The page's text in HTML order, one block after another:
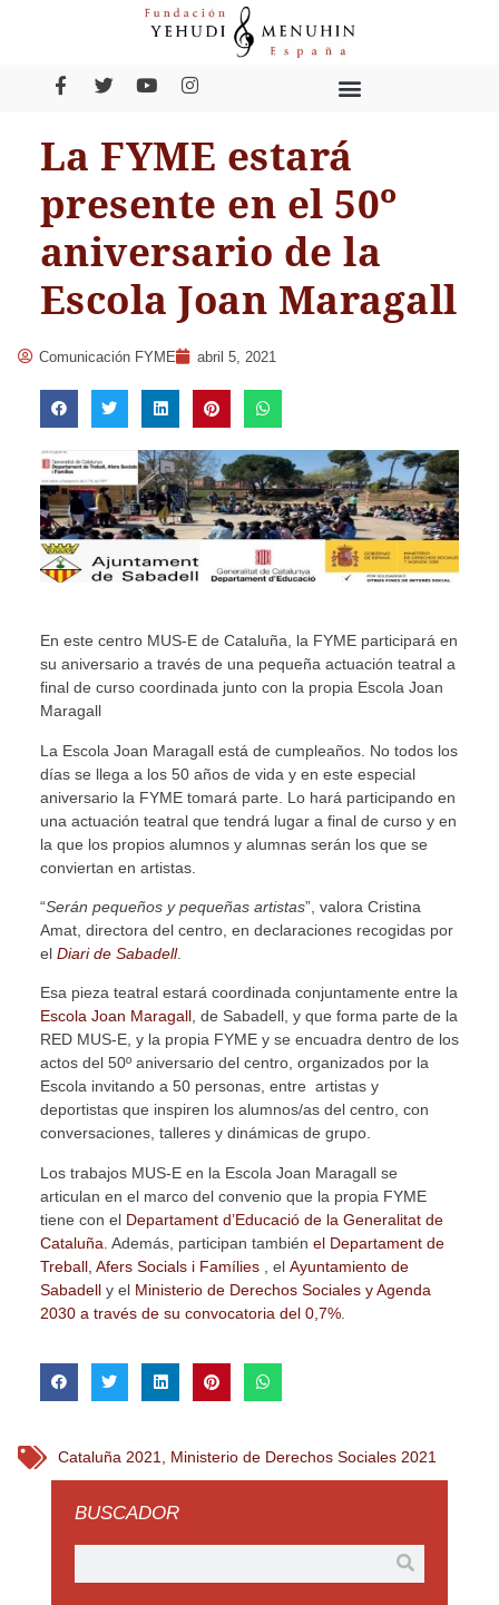
La FYME estará
presente en el 50º
aniversario de la
Escola Joan Maragall
Comunicación FYME abril 5, 2021
En este centro MUS-E de Cataluña, la FYME participará en
su aniversario a través de una pequeña actuación teatral a
final de curso coordinada junto con la propia Escola Joan
Maragall
La Escola Joan Maragall está de cumpleaños. No todos los
días se llega a los 50 años de vida y en este especial
aniversario la FYME tomará parte. Lo hará participando en
una actuación teatral que tendrá lugar a final de curso y en
la que los propios alumnos y alumnas serán los que se
conviertan en artistas.
“Serán pequeños y pequeñas artistas”, valora Cristina
Amat, directora del centro, en declaraciones recogidas por
el Diari de Sabadell.
Esa pieza teatral estará coordinada conjuntamente entre la
Escola Joan Maragall, de Sabadell, y que forma parte de la
RED MUS-E, y la propia FYME y se encuadra dentro de los
actos del 50º aniversario del centro, organizados por la
Escola invitando a 50 personas, entre artistas y
deportistas que inspiren los alumnos/as del centro, con
conversaciones, talleres y dinámicas de grupo.
Los trabajos MUS-E en la Escola Joan Maragall se
articulan en el marco del convenio que la propia FYME
tiene con el Departament d’Educació de la Generalitat de
Cataluña . Además, participan también el Departament de
Treball, Afers Socials i Famílies, el Ayuntamiento de
Sabadelly el Ministerio de Derechos Sociales y Agenda
2030 a través de su convocatoria del 0,7%.
Cataluña 2021 Ministerio de Derechos Sociales 2021
BUSCADOR